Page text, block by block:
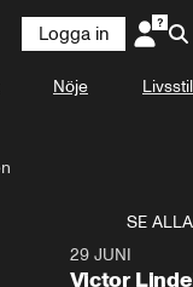
Logga in
Nöje Livsstil
SE ALLA
29 JUNI
Victor